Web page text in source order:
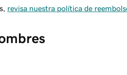
revisa nuestra política de